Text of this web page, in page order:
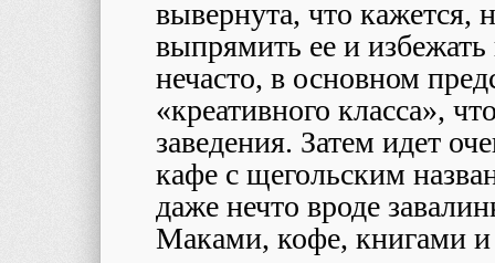
вывернута, что кажется,
выпрямить ее и
нечасто, в основном
«креативного класса»,
заведения. Затем идет
кафе c щегольским
даже нечто вроде
Маками, кофе, книгами и